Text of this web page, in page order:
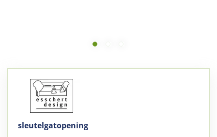
sleutelgatopening